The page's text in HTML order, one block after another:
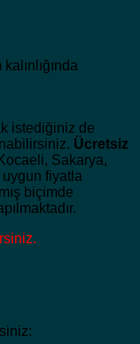
istediğiniz de
Ücretsiz
Sakarya,
fiyatla
biçimde